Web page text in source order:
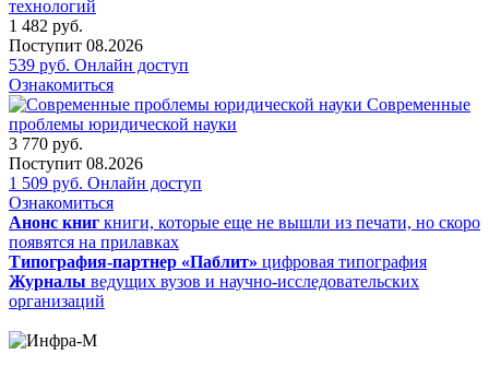
технологий
1 482 руб.
Поступит 08.2026
539 руб. Онлайн доступ
Ознакомиться
Современные
проблемы юридической науки
3 770 руб.
Поступит 08.2026
1 509 руб. Онлайн доступ
Ознакомиться
Анонс книг книги, которые еще не вышли из печати, но скоро
появятся на прилавках
Типография-партнер «Паблит» цифровая типография
Журналы ведущих вузов и научно-исследовательских
организаций